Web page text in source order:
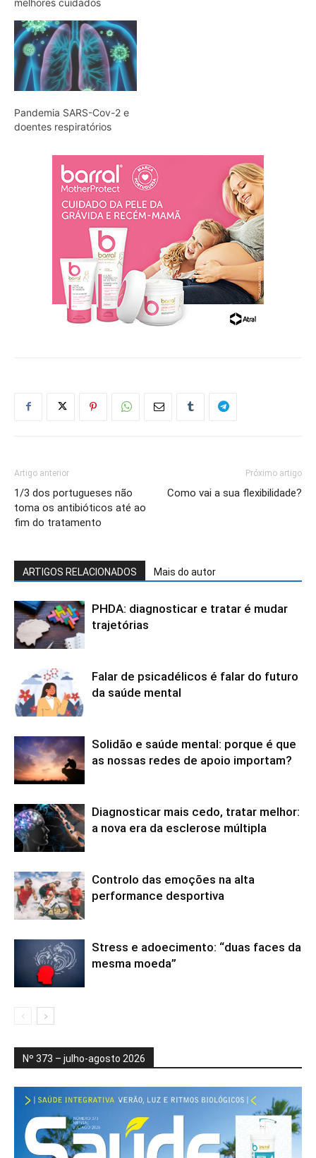
melhores cuidados
Pandemia SARS-Cov-2 e
doentes respiratórios
Artigo anterior
1/3 dos portugueses não
toma os antibióticos até ao
fim do tratamento
Próximo artigo
Como vai a sua flexibilidade?
ARTIGOS RELACIONADOS Mais do autor
PHDA: diagnosticar e tratar é mudar
trajetórias
Falar de psicadélicos é falar do futuro
da saúde mental
Solidão e saúde mental: porque é que
as nossas redes de apoio importam?
Diagnosticar mais cedo, tratar melhor:
a nova era da esclerose múltipla
Controlo das emoções na alta
performance desportiva
Stress e adoecimento: “duas faces da
mesma moeda”
Nº 373 – julho-agosto 2026